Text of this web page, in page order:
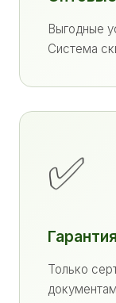
Выгодные
Система
✅
Только